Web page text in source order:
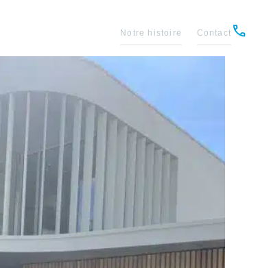
Notre histoire Contact